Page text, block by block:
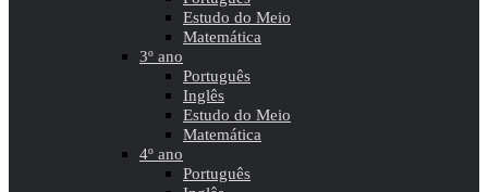
Estudo do Meio
Matemática
3º ano
Português
Inglês
Estudo do Meio
Matemática
4º ano
Português